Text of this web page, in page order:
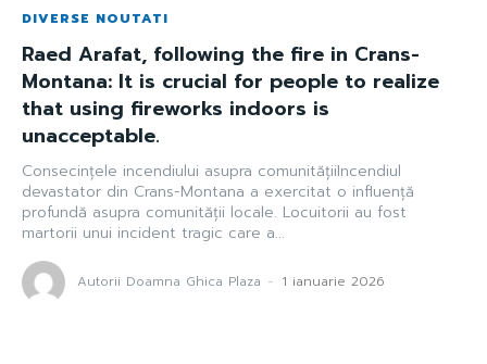
DIVERSE NOUTATI
Raed Arafat, following the fire in Crans-
Montana: It is crucial for people to realize
that using fireworks indoors is
unacceptable.
Consecințele incendiului asupra comunitățiiIncendiul
devastator din Crans-Montana a exercitat o influență
profundă asupra comunității locale. Locuitorii au fost
martorii unui incident tragic care a...
Autorii Doamna Ghica Plaza - 1 ianuarie 2026